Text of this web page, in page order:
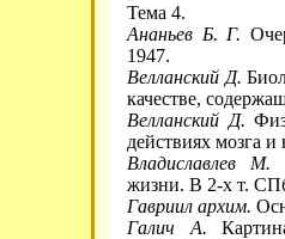
Тема 4.
Ананьев Б. Г.
1947.
Велланский Д.
качестве,
Велланский Д.
действиях мозга
Владиславлев М.
жизни. В 2-х т.
Гавриил архим.
Галич А.